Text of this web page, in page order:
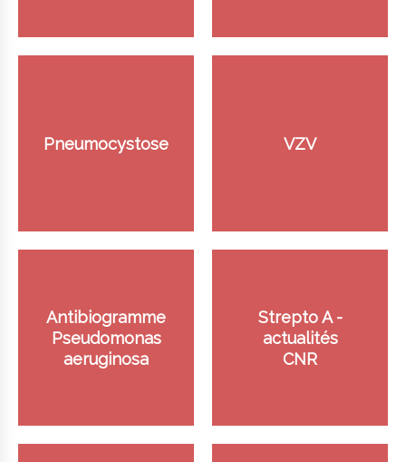
Pneumocystose VZV
Antibiogramme
Pseudomonas
aeruginosa
Strepto A -
actualités
CNR